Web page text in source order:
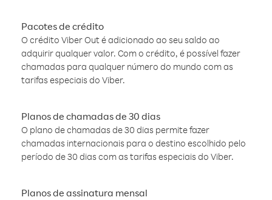
Pacotes de crédito
O crédito Viber Out é adicionado ao seu saldo ao
adquirir qualquer valor. Com o crédito, é possível fazer
chamadas para qualquer número do mundo com as
tarifas especiais do Viber.
Planos de chamadas de 30 dias
O plano de chamadas de 30 dias permite fazer
chamadas internacionais para o destino escolhido pelo
período de 30 dias com as tarifas especiais do Viber.
Planos de assinatura mensal